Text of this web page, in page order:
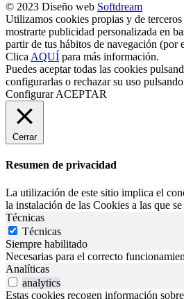
© 2023 Diseño web Softdream
Utilizamos cookies propias y de
mostrarte publicidad personalizada en
partir de tus hábitos de navegación (por
Clica AQUÍ para más información.
Puedes aceptar todas las cookies
configurarlas o rechazar su uso
Configurar ACEPTAR
Cerrar
Resumen de privacidad
La utilización de este sitio implica el
la instalación de las Cookies a las que
Técnicas
Técnicas
Siempre habilitado
Necesarias para el correcto
Analíticas
analytics
Estas cookies recogen información